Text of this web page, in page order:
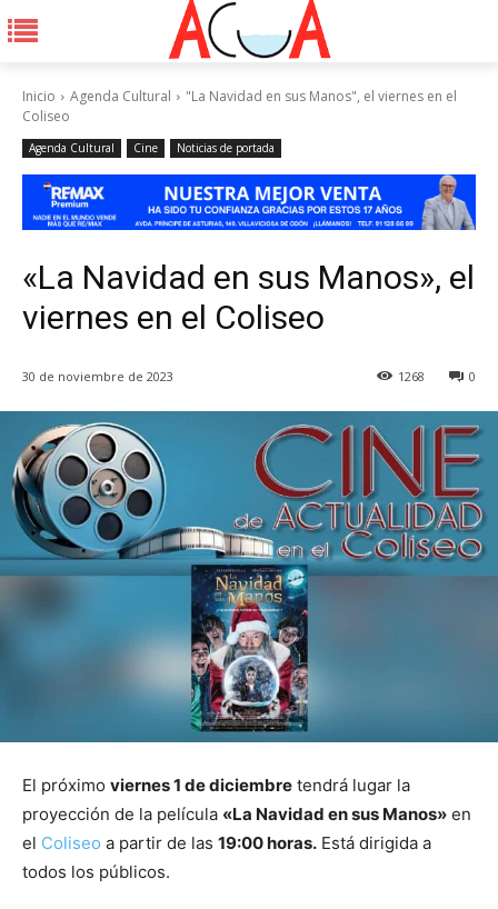
Inicio Agenda Cultural
"La Navidad en sus Manos", el viernes en el
Coliseo
Agenda Cultural Cine Noticias de portada
«La Navidad en sus Manos», el
viernes en el Coliseo
30 de noviembre de 2023 0
1268
El próximo viernes 1 de diciembre tendrá lugar la
proyección de la película «La Navidad en sus Manos» en
el Coliseo a partir de las 19:00 horas. Está dirigida a
todos los públicos.